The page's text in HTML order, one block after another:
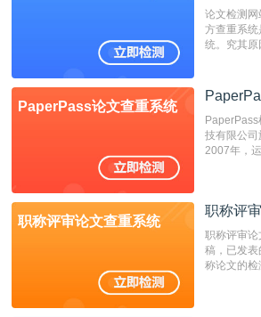
论文检测
方查重系
统。究其原
检测系统，
非。其次
费用少，
重的推荐系
PaperPass论文查重系统
PaperPass
技有限公
2007年，
检测速度快
职称评审论文查重系统
职称评
职称评审
稿，已发
称论文的检